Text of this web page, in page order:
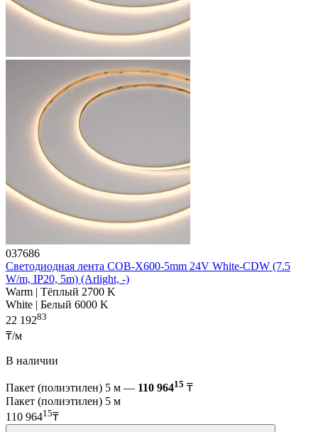
037686
Светодиодная лента COB-X600-5mm 24V White-CDW (7.5
W/m, IP20, 5m) (Arlight, -)
Warm | Тёплый 2700 K
White | Белый 6000 K
22 19283
₸/м
В наличии
Пакет (полиэтилен) 5 м — 110 96415 ₸
Пакет (полиэтилен) 5 м
110 96415₸